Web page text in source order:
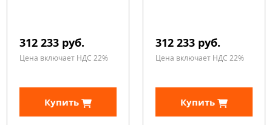
312 233 руб.
Цена включает НДС 22%
Купить
312 233 руб.
Цена включает НДС 22%
Купить